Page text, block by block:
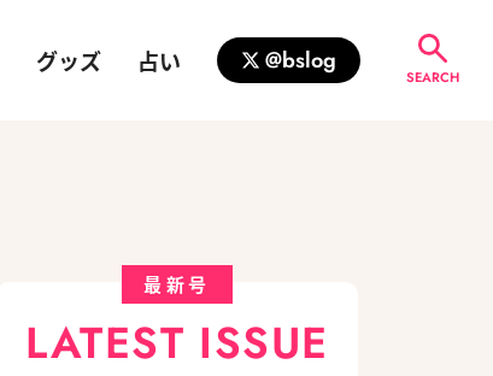
グッズ 占い @bslog
SEARCH
最新号
LATEST ISSUE